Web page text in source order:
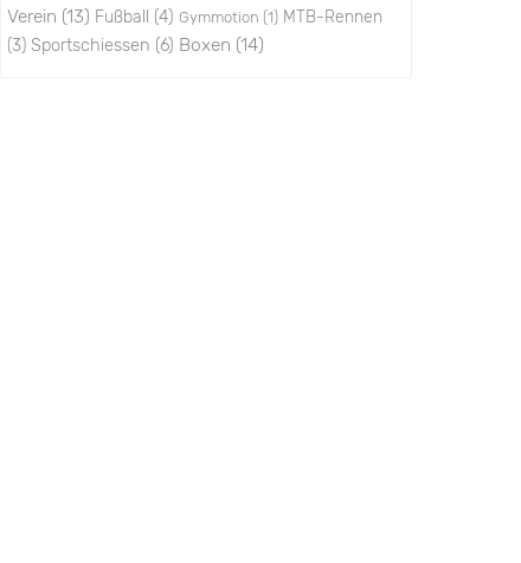
Verein (13) Fußball (4) Gymmotion (1) MTB-Rennen
(3) Sportschiessen (6) Boxen (14)